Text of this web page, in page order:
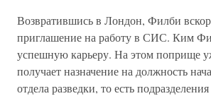
Возвратившись в Лондон, Филби
приглашение на работу в СИС. Ким
успешную карьеру. На этом поприще
получает назначение на должность
отдела разведки, то есть